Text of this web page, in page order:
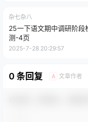
杂七杂八
25一下语文期中调研阶段
测-4页
2025-7-28 20:29:57
0 条回复 A 文章作者